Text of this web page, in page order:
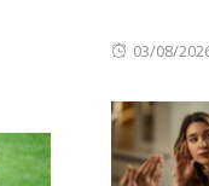
Posted
03/08/